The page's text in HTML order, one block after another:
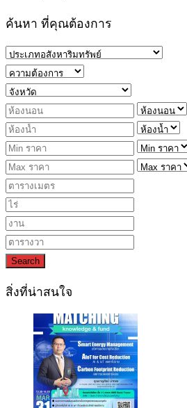
ค้นหา ที่คุณต้องการ
Search
สิ่งที่น่าสนใจ